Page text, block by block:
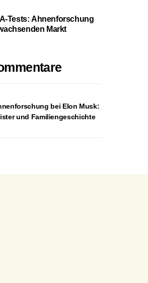
Tests: Ahnenforschung
Markt
bei Elon Musk:
und Familiengeschichte